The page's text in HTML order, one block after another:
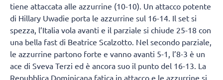
tiene attaccata alle azzurrine (10-10). Un attacco potente
di Hillary Uwadie porta le azzurrine sul 16-14. Il set si
spezza, l’Italia vola avanti e il parziale si chiude 25-18 con
una bella fast di Beatrice Scalzotto. Nel secondo parziale,
le azzurrine partono forte e vanno avanti 5-1, l’8-3 è un
ace di Sveva Terzi ed è ancora suo il punto del 16-13. La
Repubblica Dominicana fatica in attacco e le azzurrine si